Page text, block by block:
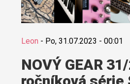
Leon - Po, 31.07.2023 - 00:01
NOVÝ GEAR